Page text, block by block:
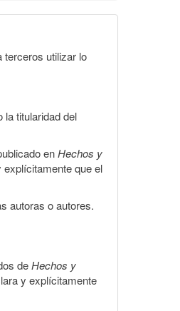
terceros utilizar lo
titularidad del
enHechos y
explícitamente que el
autoras o autores.
deHechos y
y explícitamente